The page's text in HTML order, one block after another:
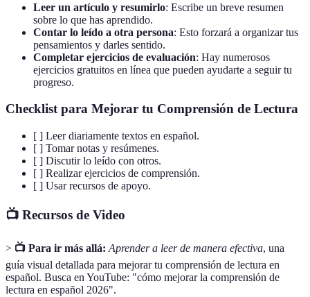
Leer un artículo y resumirlo: Escribe un breve resumen
sobre lo que has aprendido.
Contar lo leído a otra persona: Esto forzará a organizar tus
pensamientos y darles sentido.
Completar ejercicios de evaluación: Hay numerosos
ejercicios gratuitos en línea que pueden ayudarte a seguir tu
progreso.
Checklist para Mejorar tu Comprensión de Lectura
[ ] Leer diariamente textos en español.
[ ] Tomar notas y resúmenes.
[ ] Discutir lo leído con otros.
[ ] Realizar ejercicios de comprensión.
[ ] Usar recursos de apoyo.
📺 Recursos de Video
> 📺 Para ir más allá: Aprender a leer de manera efectiva, una
guía visual detallada para mejorar tu comprensión de lectura en
español. Busca en YouTube: "cómo mejorar la comprensión de
lectura en español 2026".